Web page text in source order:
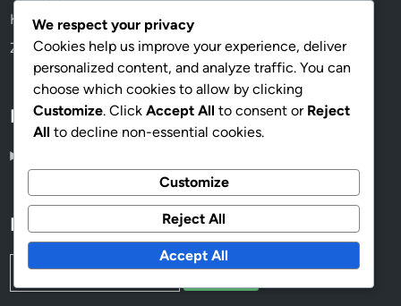
Kontaktujte nás
Zásady ochrany údajů
Language
Hledat
Search
for:
We respect your privacy
Cookies help us improve your experience, deliver
personalized content, and analyze traffic. You can
choose which cookies to allow by clicking
Customize. Click Accept All to consent or Reject
All to decline non-essential cookies.
Customize
Reject All
Accept All